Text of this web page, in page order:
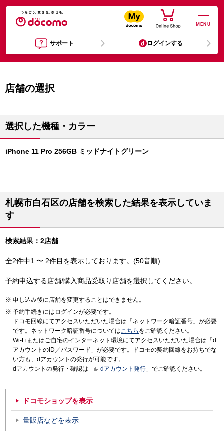
MENU
サポート ログインする
店舗の選択
選択した機種・カラー
iPhone 11 Pro 256GB ミッドナイトグリーン
札幌市白石区の店舗を検索した結果を表示していま
す
検索結果：2店舗
全2件中1 〜 2件目を表示しております。(50音順)
予約申込する店舗/購入商品受取り店舗を選択してください。
申し込み後に店舗を変更することはできません。
予約手続きにはログインが必要です。
ドコモ回線にてアクセスいただいた場合は「ネットワーク暗証番号」が必要
です。ネットワーク暗証番号についてはこちら をご確認ください。
Wi-Fiまたはご自宅のインターネット環境にてアクセスいただいた場合は「d
アカウントのID／パスワード」が必要です。ドコモの契約回線をお持ちでな
い方も、dアカウントの発行が可能です。
dアカウントの発行・確認は「
dアカウント発行 」でご確認ください。
ドコモショップを表示
量販店などを表示